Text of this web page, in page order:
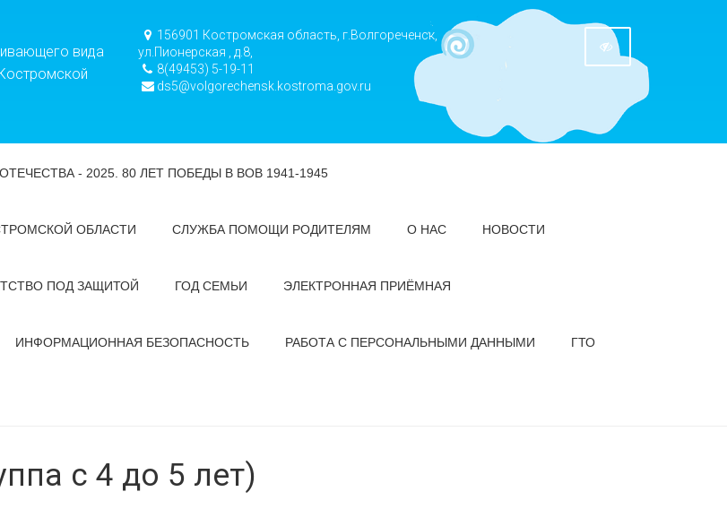
вида
156901 Костромская область, г.Волгореченск,
ул.Пионерская , д.8,
8(49453) 5-19-11
ds5@volgorechensk.kostroma.gov.ru
- 2025. 80 ЛЕТ ПОБЕДЫ В ВОВ 1941-1945
ОБЛАСТИ СЛУЖБА ПОМОЩИ РОДИТЕЛЯМ О НАС НОВОСТИ
ПОД ЗАЩИТОЙ ГОД СЕМЬИ ЭЛЕКТРОННАЯ ПРИЁМНАЯ
ИНФОРМАЦИОННАЯ БЕЗОПАСНОСТЬ РАБОТА С ПЕРСОНАЛЬНЫМИ ДАННЫМИ ГТО
с 4 до 5 лет)